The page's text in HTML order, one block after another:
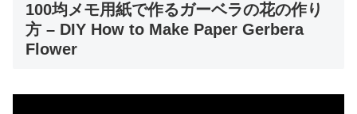
100均メモ用紙で作るガーベラの花の作り
方 – DIY How to Make Paper Gerbera
Flower